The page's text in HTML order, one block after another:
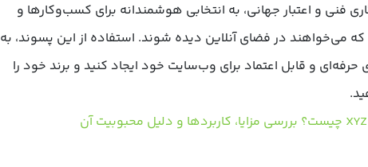
فنی و اعتبار جهانی، به انتخابی هوشمندانه برای کسب‌وکارها و
می‌خواهند در فضای آنلاین دیده شوند. استفاده از این پسوند، به
و قابل اعتماد برای وب‌سایت خود ایجاد کنید و برند خود را